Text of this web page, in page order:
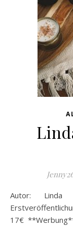
Autor: Linda SchippVerlag: Heyne VerlagDatum
17€